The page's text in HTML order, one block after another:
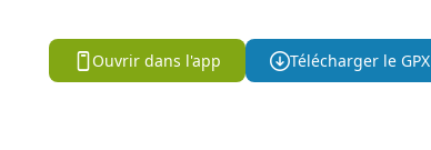
Ouvrir dans l'app Télécharger le GPX